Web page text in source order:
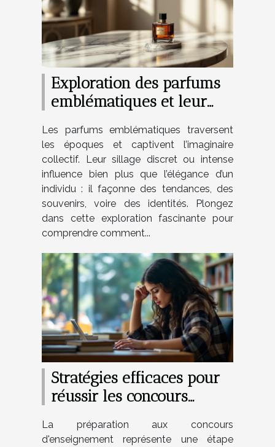
Exploration des parfums
emblématiques et leur
Les parfums emblématiques traversent
les époques et captivent l’imaginaire
collectif. Leur sillage discret ou intense
influence bien plus que l’élégance d’un
individu : il façonne des tendances, des
souvenirs, voire des identités. Plongez
dans cette exploration fascinante pour
comprendre comment...
Stratégies efficaces pour
réussir les concours
La préparation aux concours
d'enseignement représente une étape